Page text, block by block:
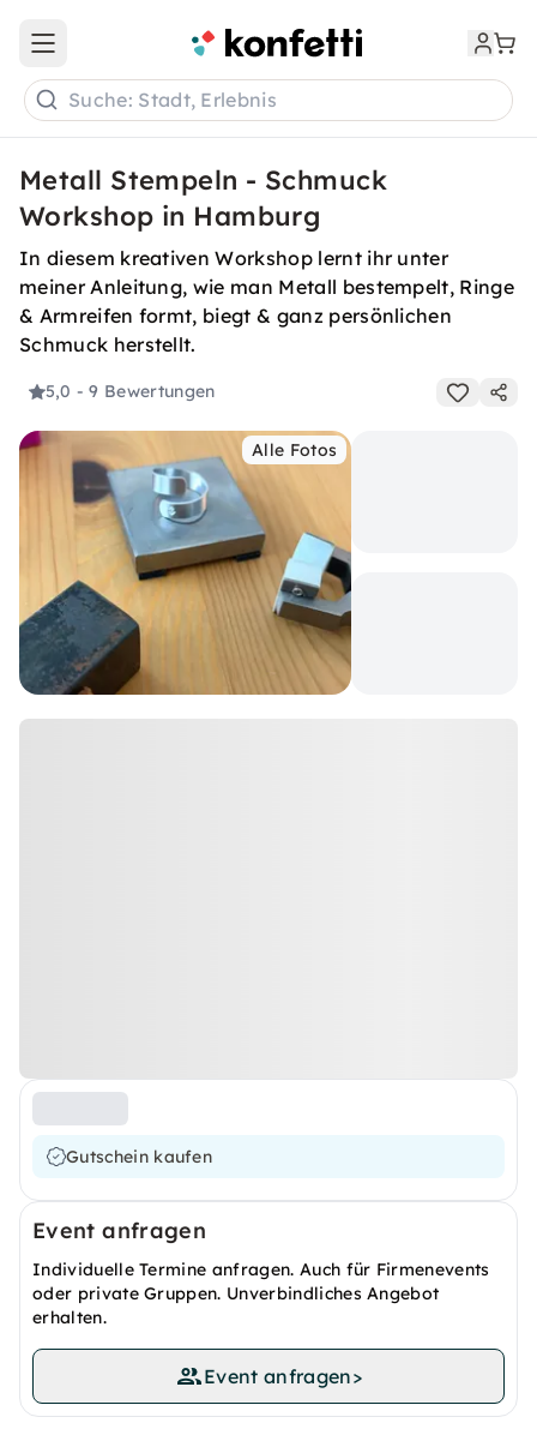
Open main menu
Suche: Stadt, Erlebnis
Metall Stempeln - Schmuck
Workshop in Hamburg
In diesem kreativen Workshop lernt ihr unter
meiner Anleitung, wie man Metall bestempelt, Ringe
& Armreifen formt, biegt & ganz persönlichen
Schmuck herstellt.
5,0 - 9 Bewertungen
Alle Fotos
Gutschein kaufen
Event anfragen
Individuelle Termine anfragen. Auch für Firmenevents
oder private Gruppen. Unverbindliches Angebot
erhalten.
Event anfragen>